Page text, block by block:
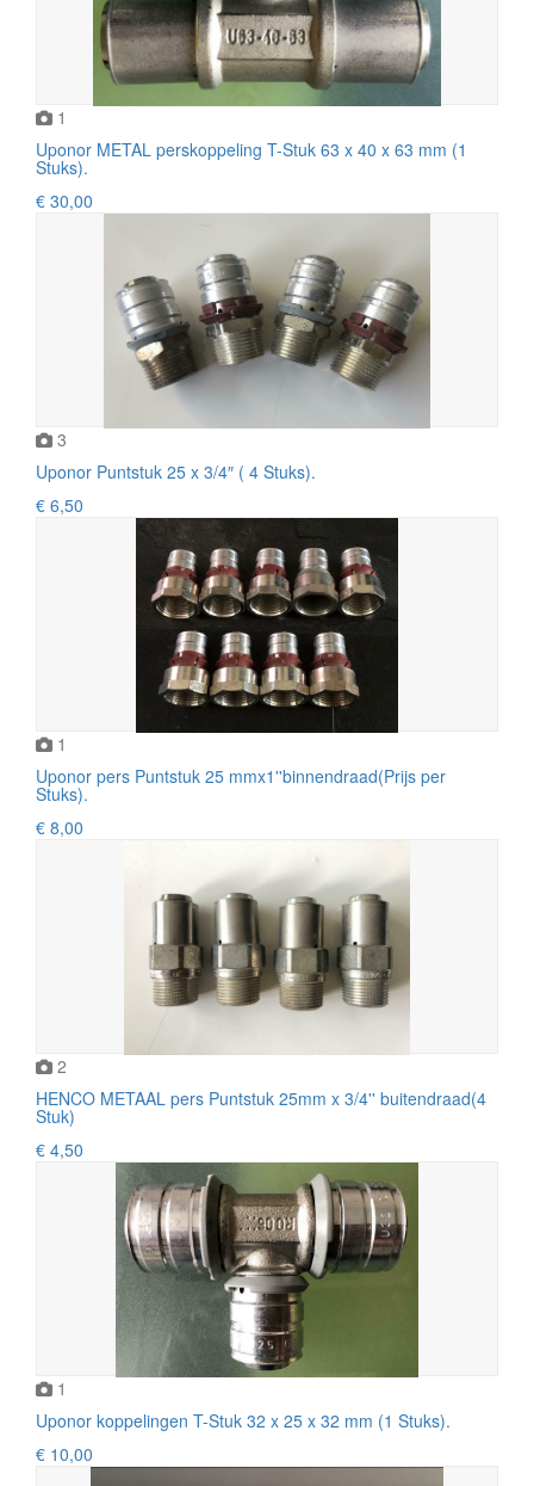
1
Uponor METAL perskoppeling T-Stuk 63 x 40 x 63 mm (1
Stuks).
€ 30,00
3
Uponor Puntstuk 25 x 3/4″ ( 4 Stuks).
€ 6,50
1
Uponor pers Puntstuk 25 mmx1''binnendraad(Prijs per
Stuks).
€ 8,00
2
HENCO METAAL pers Puntstuk 25mm x 3/4'' buitendraad(4
Stuk)
€ 4,50
1
Uponor koppelingen T-Stuk 32 x 25 x 32 mm (1 Stuks).
€ 10,00